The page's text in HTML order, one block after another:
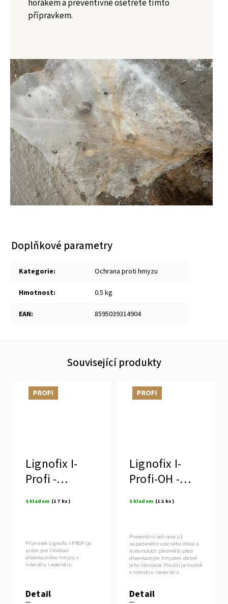
hořákem a preventivně ošetřete tímto
přípravkem.
Doplňkové parametry
Kategorie: Ochrana proti hmyzu
Hmotnost: 0.5 kg
EAN: 8595039314904
Související produkty
Tip
Lignofix I-
Profi -
Skladem (17 ks)
Detail
Přípravek Lignofix I-PROFI je
určen pro likvidaci
dřevokazného hmyzu v
interiéru i exteriéru.
Tip
Lignofix I-
Profi-OH -
Skladem (12 ks)
Detail
Preventivní ochrana již
napadeného vzácného dřeva a
historických předmětů před
dřevokazným hmyzem včetně
jeho likvidace. Použití je možné
v interiéru i exteriéru.